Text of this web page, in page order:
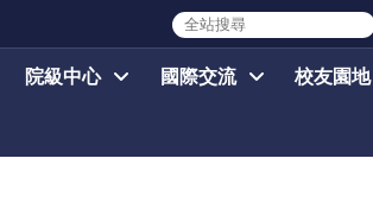
院級中心 國際交流
校友園地